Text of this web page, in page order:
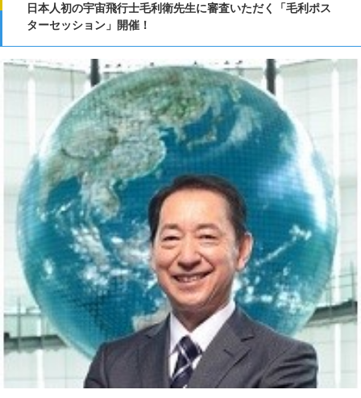
日本人初の宇宙飛行士毛利衛先生に審査いただく「毛利ポス
ターセッション」開催！